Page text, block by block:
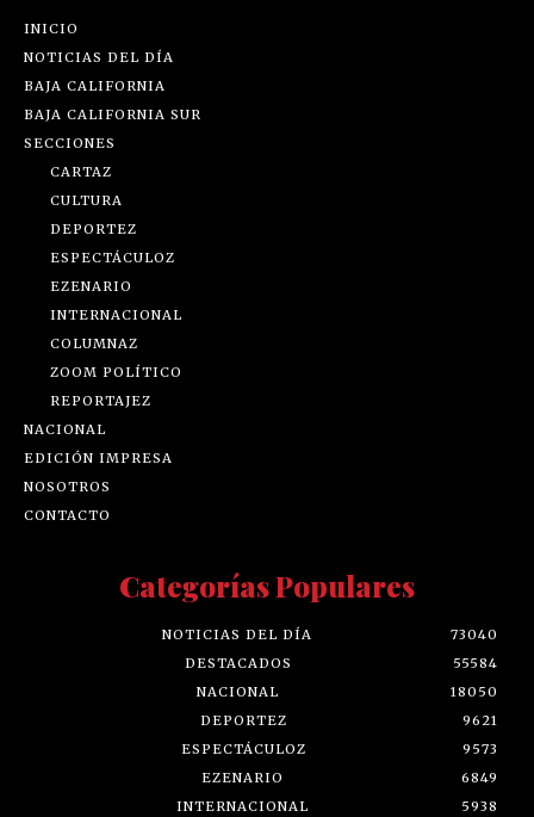
INICIO
NOTICIAS DEL DÍA
BAJA CALIFORNIA
BAJA CALIFORNIA SUR
SECCIONES
CARTAZ
CULTURA
DEPORTEZ
ESPECTÁCULOZ
EZENARIO
INTERNACIONAL
COLUMNAZ
ZOOM POLÍTICO
REPORTAJEZ
NACIONAL
EDICIÓN IMPRESA
NOSOTROS
CONTACTO
Categorías Populares
NOTICIAS DEL DÍA
73040
DESTACADOS
55584
NACIONAL
18050
DEPORTEZ
9621
ESPECTÁCULOZ
9573
EZENARIO
6849
INTERNACIONAL
5938